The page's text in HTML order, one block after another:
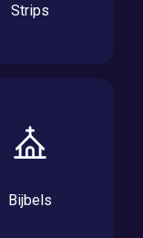
Strips
Bijbels